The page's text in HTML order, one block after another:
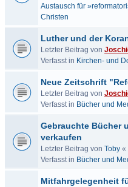
Austausch für
Christen
Luther und der
Letzter Beitrag von
Verfasst in Kirchen- und
Neue Zeitschrift
Letzter Beitrag von
Verfasst in Bücher und
Gebrauchte Bücher
verkaufen
Letzter Beitrag von Toby «
Verfasst in Bücher und
Mitfahrgelegenheit